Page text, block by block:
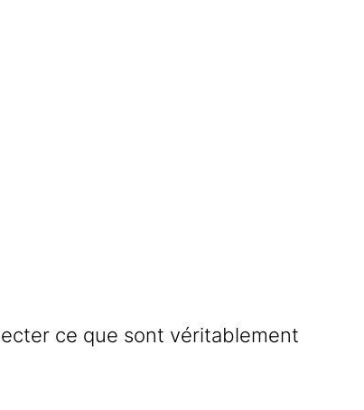
ce que sont véritablement